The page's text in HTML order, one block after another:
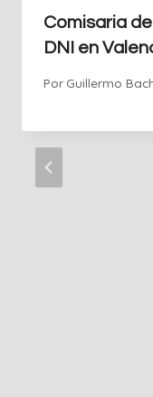
Comisaria
DNI en
Por Guillermo